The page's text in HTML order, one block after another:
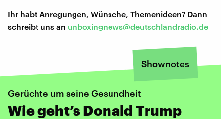
Ihr habt Anregungen, Wünsche, Themenideen? Dann
schreibt uns an unboxingnews@deutschlandradio.de
Shownotes
Gerüchte um seine Gesundheit
Wie geht’s Donald Trump